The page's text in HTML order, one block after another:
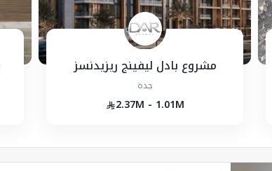
مشروع بادل ليفينج ريزيدنسز
جدة
2.37M - 1.01M